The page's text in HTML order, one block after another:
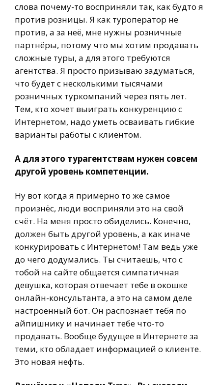
слова почему-то восприняли так, как будто я
против розницы. Я как туроператор не
против, а за неё, мне нужны розничные
партнёры, потому что мы хотим продавать
сложные туры, а для этого требуются
агентства. Я просто призываю задуматься,
что будет с несколькими тысячами
розничных туркомпаний через пять лет.
Тем, кто хочет выиграть конкуренцию с
Интернетом, надо уметь осваивать гибкие
варианты работы с клиентом.
А для этого турагентствам нужен совсем
другой уровень компетенции.
Ну вот когда я примерно то же самое
произнёс, люди восприняли это на свой
счёт. На меня просто обиделись. Конечно,
должен быть другой уровень, а как иначе
конкурировать с Интернетом! Там ведь уже
до чего додумались. Ты считаешь, что с
тобой на сайте общается симпатичная
девушка, которая отвечает тебе в окошке
онлайн-консультанта, а это на самом деле
настроенный бот. Он распознаёт тебя по
айпишнику и начинает тебе что-то
продавать. Вообще будущее в Интернете за
теми, кто обладает информацией о клиенте.
Это новая нефть.